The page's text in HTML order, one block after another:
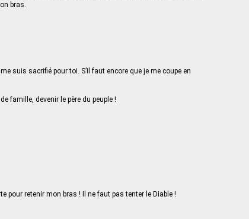
bras.
suis sacrifié pour toi. S’il faut encore que je me coupe en
famille, devenir le père du peuple !
pour retenir mon bras ! Il ne faut pas tenter le Diable !